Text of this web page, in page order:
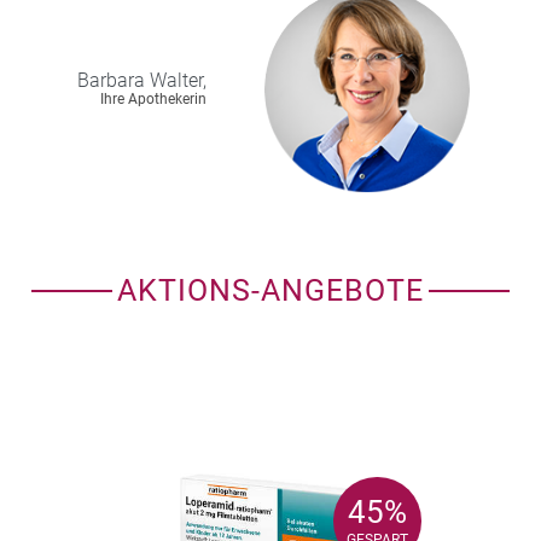
Barbara Walter,
Ihre Apothekerin
AKTIONS-ANGEBOTE
45%
45%
GESPART